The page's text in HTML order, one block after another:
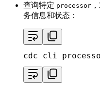
查询特定 processor
务信息和状态：
cdc cli